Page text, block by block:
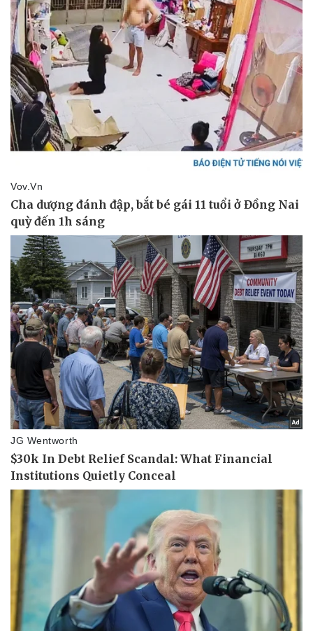
Doanh nhân
Vì cộng đồng
Trải nghiệm
Chuyển đổi số